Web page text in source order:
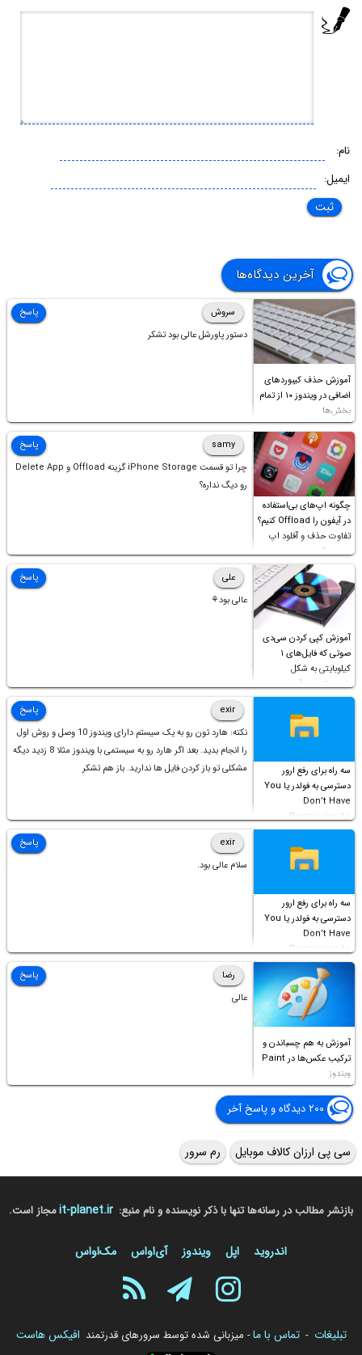
نام:
ایمیل:
آخرین دیدگاه‌ها
آموزش حذف کیبوردهای
اضافی در ویندوز ۱۰ از تمام
بخش‌ها
سروش
دستور پاورشل عالی بود تشکر
پاسخ
چگونه اپ‌های بی‌استفاده
در آیفون را Offload کنیم؟
تفاوت حذف و آفلود اپ
چیست؟
samy
چرا تو قسمت iPhone Storage گزینه Offload و Delete App
رو دیگ نداره؟
پاسخ
آموزش کپی کردن سی‌دی
صوتی که فایل‌های ۱
کیلوبایتی به شکل
شورت‌کات در آن موجود
است!
علی
عالی بود⚘
پاسخ
سه راه برای رفع ارور
دسترسی به فولدر یا You
Don’t Have
Permission to
Access this folder
exir
نکته: هارد تون رو به یک سیستم دارای ویندوز 10 وصل و روش اول
را انجام بدید. بعد اگر هارد رو به سیستمی با ویندوز مثلا 8 زدید دیگه
مشکلی تو باز کردن فایل ها ندارید. باز هم تشکر
پاسخ
سه راه برای رفع ارور
دسترسی به فولدر یا You
Don’t Have
Permission to
Access this folder
exir
سلام عالی بود.
پاسخ
آموزش به هم چسباندن و
ترکیب عکس‌ها در Paint
ویندوز
رضا
عالی
پاسخ
۲۰۰ دیدگاه و پاسخ آخر
سی پی ارزان کالاف موبایل رم سرور
بازنشر مطالب در رسانه‌ها تنها با ذکر نویسنده و نام منبع: it-planet.irمجاز است.
اندروید اپل ویندوز آی‌او‌اس مک‌او‌اس
تبلیغات - تماس با ما- میزبانی شده توسط سرورهای قدرتمند افیکس هاست